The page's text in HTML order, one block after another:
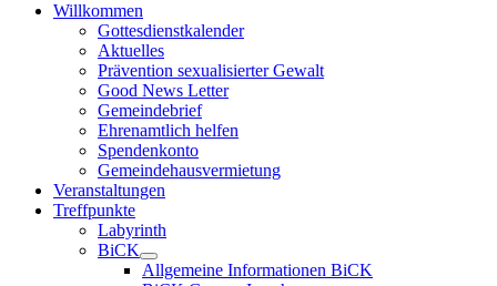
Willkommen
Gottesdienstkalender
Aktuelles
Prävention sexualisierter Gewalt
Good News Letter
Gemeindebrief
Ehrenamtlich helfen
Spendenkonto
Gemeindehausvermietung
Veranstaltungen
Treffpunkte
Labyrinth
BiCK
Allgemeine Informationen BiCK